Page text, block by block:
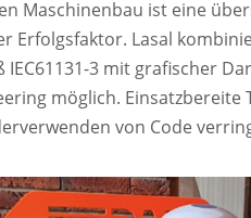
Maschinenbau ist eine
Erfolgsfaktor. Lasal
3 mit grafischer
möglich.
von Code